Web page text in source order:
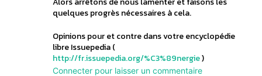
quelques progrès nécessaires à cela.
Opinions pour et contre dans votre encyclopédie
libre Issuepedia (
http://fr.issuepedia.org/%C3%89nergie)
Connecter pour laisser un commentaire